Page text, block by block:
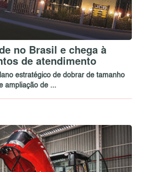
no Brasil e chega à
de atendimento
estratégico de dobrar de tamanho
ampliação de ...